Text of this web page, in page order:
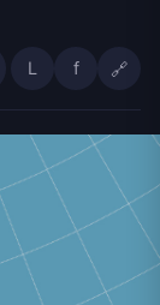
L f 🔗